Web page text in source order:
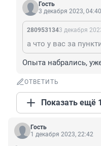
Гость
3 декабря 2023, 04:40
2809531343 декабря
Опыта набрались,
ОТВЕТИТЬ
Показать ещё
Гость
1 декабря 2023, 22:42